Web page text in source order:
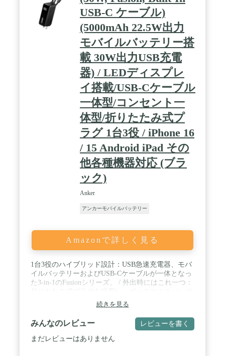
USB-C ケーブル)
(5000mAh 22.5W出力
モバイルバッテリー搭
載 30W出力USB充電
器) / LEDディスプレ
イ搭載/USB-Cケーブル
一体型/コンセント一
体型/折りたたみ式プ
ラグ 1台3役 / iPhone 16
/ 15 Android iPad その
他各種機器対応 (ブラ
ック)
Anker
アンカーモバイルバッテリー
Amazonで詳しく見る
1台3役のハイブリッド設計：USB急速充電器、モバ
イルバッテリーおよびUSB-Cケーブルが一体となっ
た3-in-1のFusionシリーズ。 / 外出時にはこれ一つ：
にも収まる小型デザイン。コンセント一体型且つ
USB-Cケーブル一体型のため、充電器とケーブルを
別途持ち運ぶ必要がありません。 / コンパクトなが
らパワフル：充電器としては最大30W、モバイルバ
ッテリーとしても最大22.5W出力でiPhone 16シリー
続きを見る
みんなのレビュー レビューを書く
まだレビューはありません